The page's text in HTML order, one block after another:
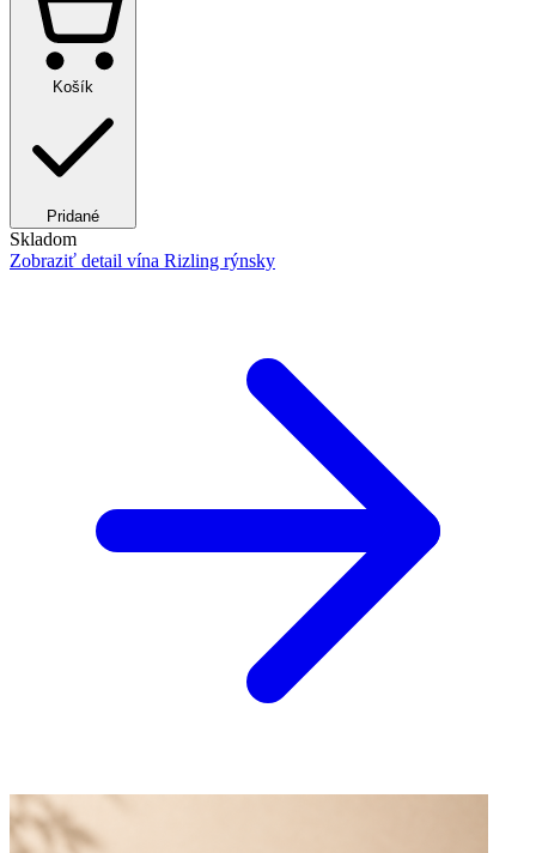
Košík
Pridané
Skladom
Zobraziť detail vína Rizling rýnsky